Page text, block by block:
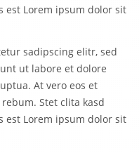
est Lorem ipsum dolor sit
sadipscing elitr, sed
ut labore et dolore
At vero eos et
Stet clita kasd
est Lorem ipsum dolor sit